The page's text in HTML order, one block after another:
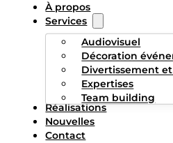
À propos
Services
Audiovisuel
Décoration
Divertissement
Expertises
Team building
Réalisations
Nouvelles
Contact